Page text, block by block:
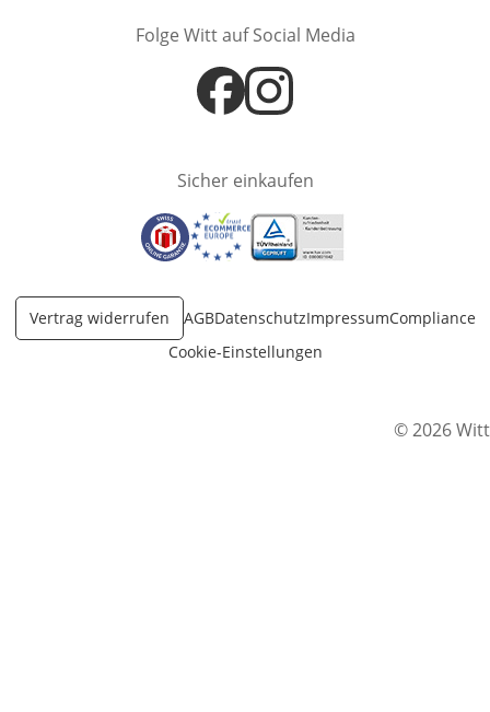
Folge Witt auf Social Media
Öffnet in neuem Fenster
Öffnet in neuem Fenster
Sicher einkaufen
Öffnet in neuem Fenster
Öffnet in neuem Fenster
Öffnet in neuem Fenster
Vertrag widerrufen AGBDatenschutzImpressumCompliance
Cookie-Einstellungen
© 2026 Witt